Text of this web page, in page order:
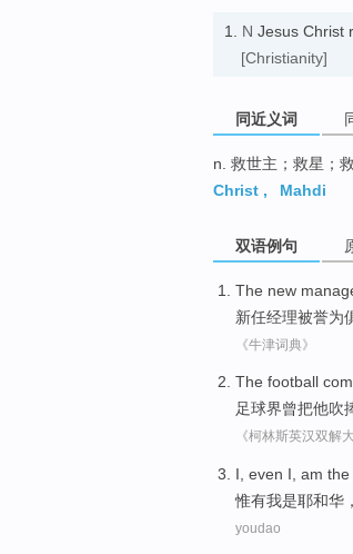
1. N Jesus Christ
[Christianity]
同近义词
n. 救世主；救星；
Christ , Mahdi
双语例句
The new
新任经理被誉为
《牛津词典》
The football
足球界曾把他吹
《柯林斯英汉双解
I , even I, am
惟有我是耶和华，
youdao